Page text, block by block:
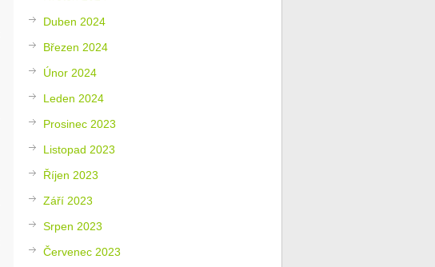
Duben 2024
Březen 2024
Únor 2024
Leden 2024
Prosinec 2023
Listopad 2023
Říjen 2023
Září 2023
Srpen 2023
Červenec 2023